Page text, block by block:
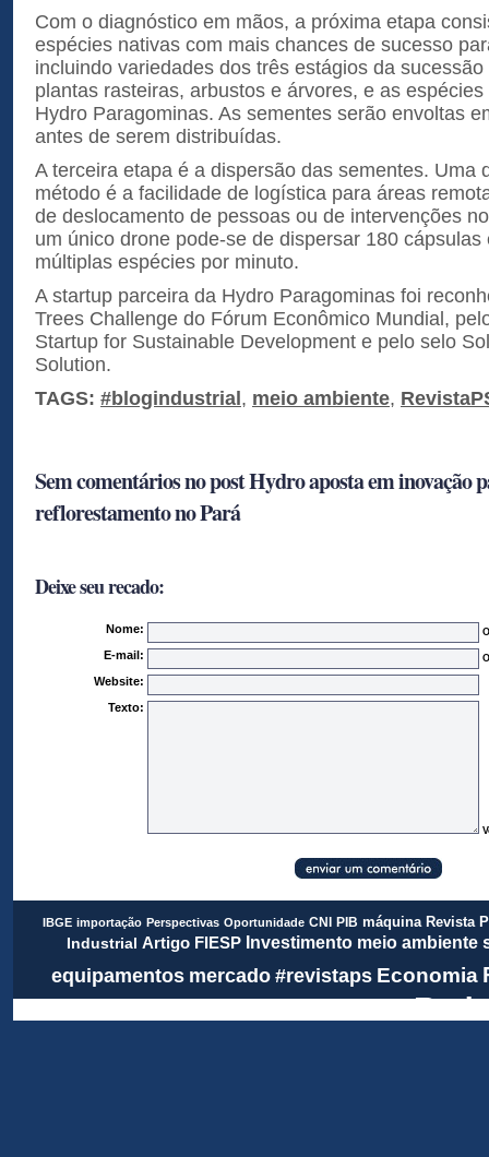
Com o diagnóstico em mãos, a próxima etapa
espécies nativas com mais chances de sucesso
incluindo variedades dos três estágios da
plantas rasteiras, arbustos e árvores, e as
Hydro Paragominas. As sementes serão envoltas
antes de serem distribuídas.
A terceira etapa é a dispersão das sementes. Uma
método é a facilidade de logística para áreas
de deslocamento de pessoas ou de intervenções
um único drone pode-se de dispersar 180 cápsulas
múltiplas espécies por minuto.
A startup parceira da Hydro Paragominas foi
Trees Challenge do Fórum Econômico Mundial,
Startup for Sustainable Development e pelo selo
Solution.
TAGS: #blogindustrial , meio ambiente,
Sem comentários no post Hydro aposta em inovação
reflorestamento no Pará
Deixe seu recado:
Nome:
E-mail:
Website:
Texto:
IBGE importação Perspectivas Oportunidade CNI PIB máquina Revista
Industrial Artigo FIESP Investimento meio ambiente
equipamentos mercado #revistaps Economia